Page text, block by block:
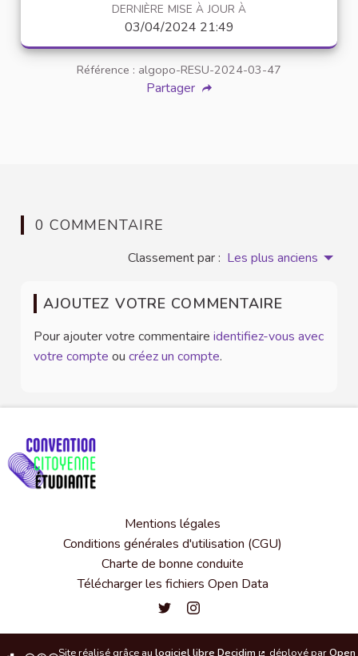
DERNIÈRE MISE À JOUR À
03/04/2024 21:49
Référence : algopo-RESU-2024-03-47
Partager
0 COMMENTAIRE
Classement par : Les plus anciens
AJOUTEZ VOTRE COMMENTAIRE
Pour ajouter votre commentaire identifiez-vous avec
votre compte ou créez un compte.
Mentions légales
Conditions générales d'utilisation (CGU)
Charte de bonne conduite
Télécharger les fichiers Open Data
Convention citoyenne étudiante
Convention citoyenne
Site réalisé grâce au logiciel libre Decidim déployé parOpen